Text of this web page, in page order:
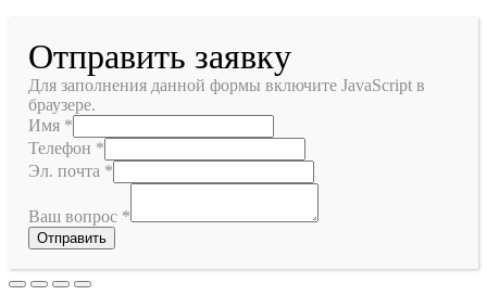
Отправить заявку
Для заполнения данной формы включите JavaScript в
браузере.
Имя *
Телефон *
Эл. почта *
Ваш вопрос *
Отправить